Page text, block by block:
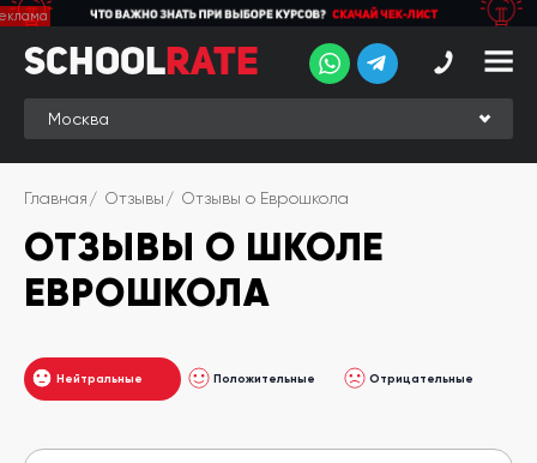
School
Rate
Рейтинг
Online-
рейтинг
Отзывы
студентов
Новые
SchoolRate
Главная Отзывы Отзывы о Еврошкола
ОТЗЫВЫ О ШКОЛЕ
ЕВРОШКОЛА
Нейтральные Положительные Отрицательные